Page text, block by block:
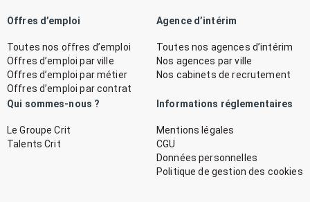
Offres d’emploi
Toutes nos offres d’emploi
Offres d’emploi par ville
Offres d’emploi par métier
Offres d’emploi par contrat
Agence d’intérim
Toutes nos agences d’intérim
Nos agences par ville
Nos cabinets de recrutement
Qui sommes-nous ?
Le Groupe Crit
Talents Crit
Informations réglementaires
Mentions légales
CGU
Données personnelles
Politique de gestion des cookies